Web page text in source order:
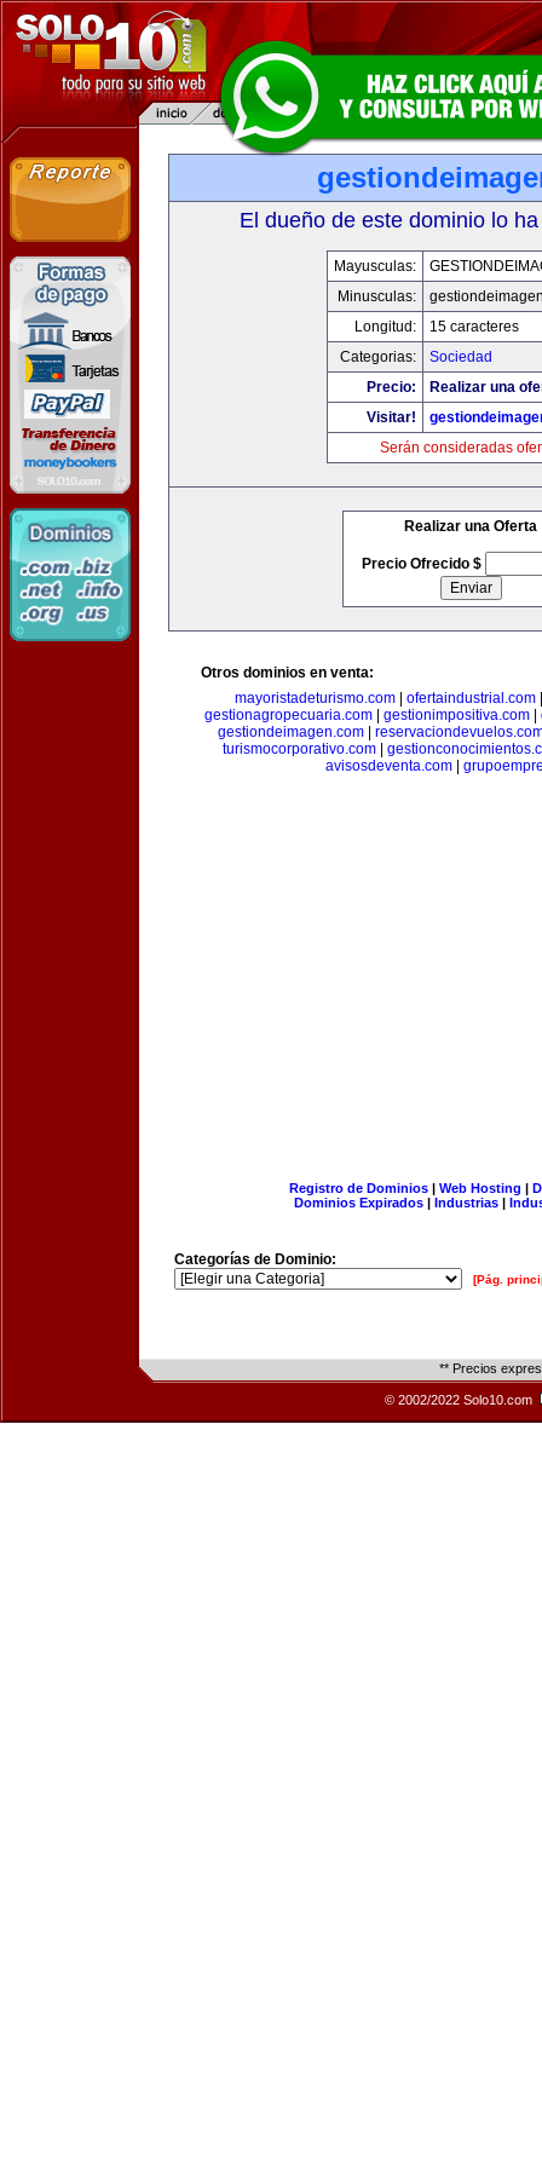
El dueño de este dominio lo
Mayusculas:
Minusculas:
Longitud:
15 caracteres
Categorias:
Sociedad
Precio:
Realizar una
Visitar!
Serán consideradas
Realizar una Oferta
Precio Ofrecido $
Otros dominios en venta:
mayoristadeturismo.com| ofertaindustrial.com
gestionagropecuaria.com
gestionimpositiva.com
gestiondeimagen.com
turismocorporativo.com
avisosdeventa.com
Registro de Dominios| Web Hosting |
Dominios Expirados | Industrias |
Categorías de Dominio:
[Pág.
** Precios
© 2002/2022 Solo10.com